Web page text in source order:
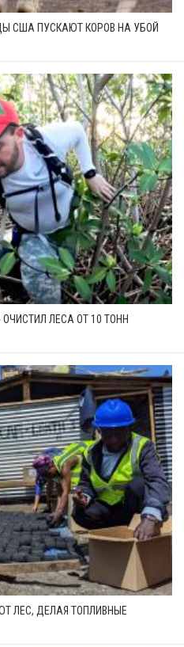
США ПУСКАЮТ КОРОВ НА УБОЙ
ЛЕСА ОТ 10 ТОНН
ЛЕС, ДЕЛАЯ ТОПЛИВНЫЕ